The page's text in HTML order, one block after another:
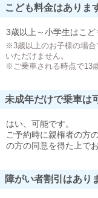
こども料金はありま
3歳以上～小学生はこど
※3歳以上のお子様の場
いただけません。
※ご乗車される時点で13
未成年だけで乗車は
はい、可能です。
ご予約時に親権者の方
の方の同意を得た上で
障がい者割引はあり